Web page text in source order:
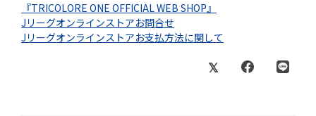
『TRICOLORE ONE OFFICIAL WEB SHOP』
Jリーグオンラインストアお問合せ
Jリーグオンラインストアお支払方法に関して